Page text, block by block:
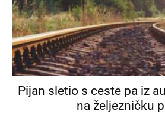
Pijan sletio s ceste pa iz
na željezničku